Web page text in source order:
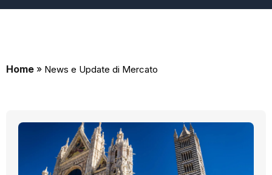
Home » News e Update di Mercato